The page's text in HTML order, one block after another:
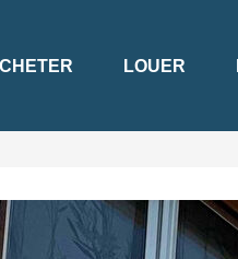
LOUER